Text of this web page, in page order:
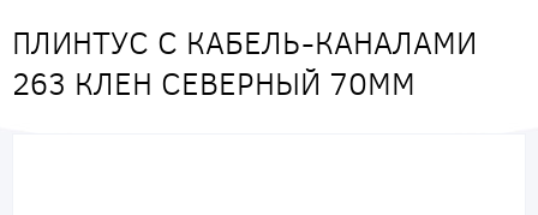
ПЛИНТУС С КАБЕЛЬ-КАНАЛАМИ
263 КЛЕН СЕВЕРНЫЙ 70ММ